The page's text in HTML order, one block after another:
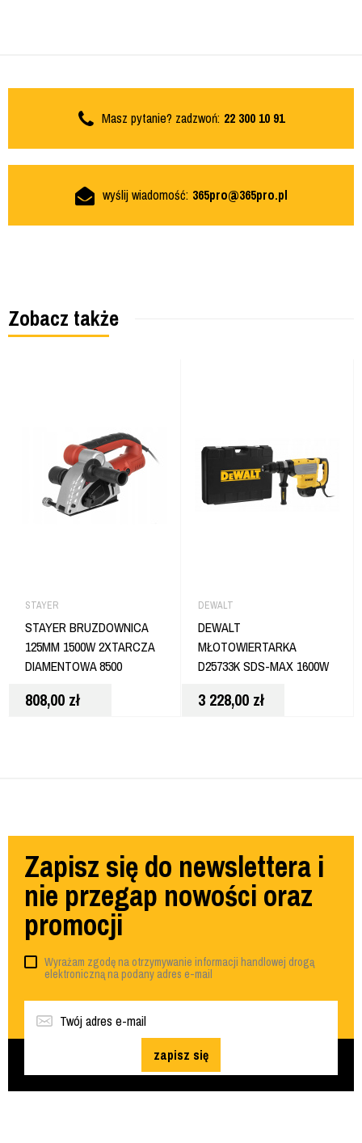
Masz pytanie? zadzwoń: 22 300 10 91
wyślij wiadomość: 365pro@365pro.pl
Zobacz także
STAYER
STAYER BRUZDOWNICA
125MM 1500W 2XTARCZA
DIAMENTOWA 8500
808,00 zł
DEWALT
DEWALT
MŁOTOWIERTARKA
D25733K SDS-MAX 1600W
3 228,00 zł
Zapisz się do newslettera i
nie przegap nowości oraz
promocji
Wyrażam zgodę na otrzymywanie informacji handlowej drogą
elektroniczną na podany adres e-mail
zapisz się